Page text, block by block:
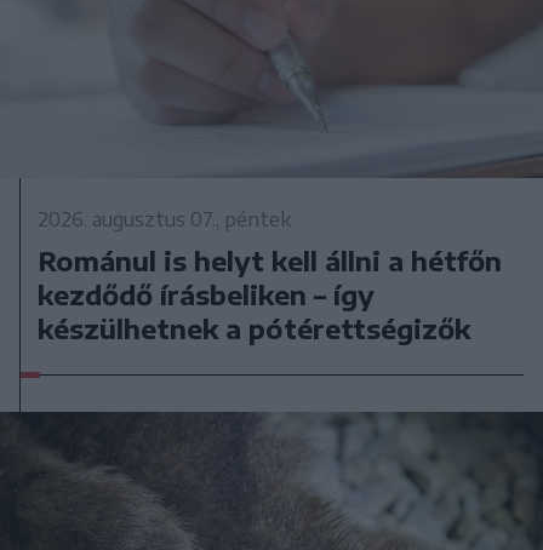
2026. augusztus 07., péntek
Románul is helyt kell állni a hétfőn
kezdődő írásbeliken – így
készülhetnek a pótérettségizők